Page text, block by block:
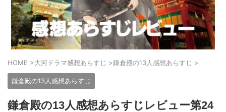
HOME >大河ドラマ感想あらすじ >鎌倉殿の13人感想あらすじ >
鎌倉殿の13人感想あらすじ
鎌倉殿の13人感想あらすじレビュー第24